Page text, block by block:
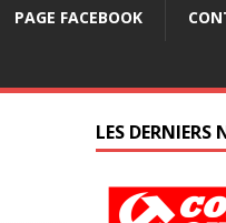
PAGE FACEBOOK
LES DERNIERS